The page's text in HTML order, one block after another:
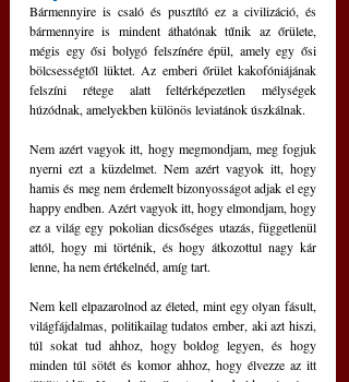
Bármennyire is csaló és pusztító ez a civilizáció, és
bármennyire is mindent áthatónak tűnik az őrülete,
mégis egy ősi bolygó felszínére épül, amely egy ősi
bölcsességtől lüktet. Az emberi őrület kakofóniájának
felszíni rétege alatt feltérképezetlen mélységek
húzódnak, amelyekben különös leviatánok úszkálnak.
Nem azért vagyok itt, hogy megmondjam, meg fogjuk
nyerni ezt a küzdelmet. Nem azért vagyok itt, hogy
hamis és meg nem érdemelt bizonyosságot adjak el egy
happy endben. Azért vagyok itt, hogy elmondjam, hogy
ez a világ egy pokolian dicsőséges utazás, függetlenül
attól, hogy mi történik, és hogy átkozottul nagy kár
lenne, ha nem értékelnéd, amíg tart.
Nem kell elpazarolnod az életed, mint egy olyan fásult,
világfájdalmas, politikailag tudatos ember, aki azt hiszi,
túl sokat tud ahhoz, hogy boldog legyen, és hogy
minden túl sötét és komor ahhoz, hogy élvezze az itt